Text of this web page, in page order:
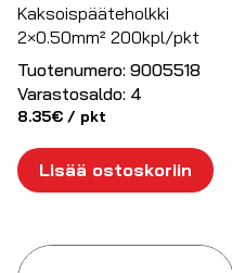
Kaksoispääteholkki
2×0.50mm² 200kpl/pkt
Tuotenumero: 9005518
Varastosaldo: 4
8.35€ / pkt
Lisää ostoskoriin